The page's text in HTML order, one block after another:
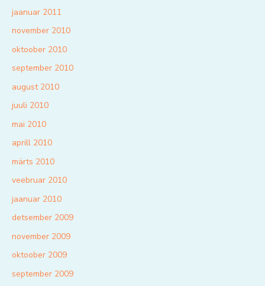
jaanuar 2011
november 2010
oktoober 2010
september 2010
august 2010
juuli 2010
mai 2010
aprill 2010
märts 2010
veebruar 2010
jaanuar 2010
detsember 2009
november 2009
oktoober 2009
september 2009